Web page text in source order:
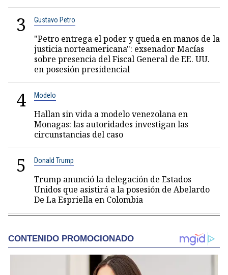
3 Gustavo Petro
"Petro entrega el poder y queda en manos de la
justicia norteamericana": exsenador Macías
sobre presencia del Fiscal General de EE. UU.
en posesión presidencial
4 Modelo
Hallan sin vida a modelo venezolana en
Monagas: las autoridades investigan las
circunstancias del caso
5 Donald Trump
Trump anunció la delegación de Estados
Unidos que asistirá a la posesión de Abelardo
De La Espriella en Colombia